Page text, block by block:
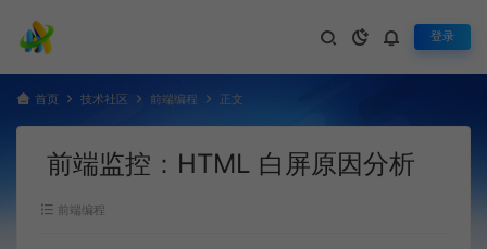
登录
首页 技术社区 前端编程 正文
前端监控：HTML 白屏原因分析
前端编程